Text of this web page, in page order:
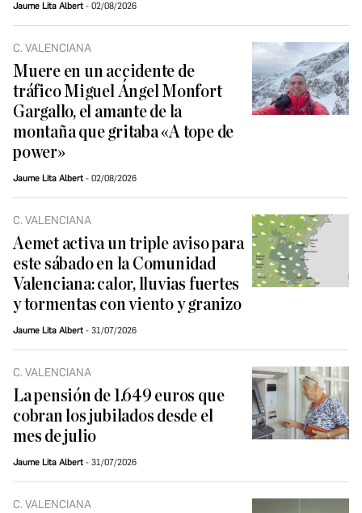
Jaume Lita Albert 02/08/2026
C. VALENCIANA
Muere en un accidente de
tráfico Miguel Ángel Monfort
Gargallo, el amante de la
montaña que gritaba «A tope de
power»
Jaume Lita Albert 02/08/2026
C. VALENCIANA
Aemet activa un triple aviso para
este sábado en la Comunidad
Valenciana: calor, lluvias fuertes
y tormentas con viento y granizo
Jaume Lita Albert 31/07/2026
C. VALENCIANA
La pensión de 1.649 euros que
cobran los jubilados desde el
mes de julio
Jaume Lita Albert 31/07/2026
C. VALENCIANA